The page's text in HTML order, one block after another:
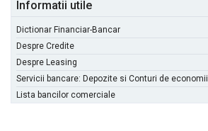
Informatii utile
Dictionar Financiar-Bancar
Despre Credite
Despre Leasing
Servicii bancare: Depozite si Conturi de economii
Lista bancilor comerciale